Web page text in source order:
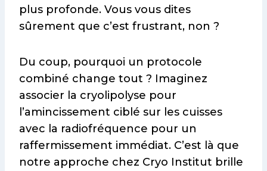
plus profonde. Vous vous dites
sûrement que c’est frustrant, non ?
Du coup, pourquoi un protocole
combiné change tout ? Imaginez
associer la cryolipolyse pour
l’amincissement ciblé sur les cuisses
avec la radiofréquence pour un
raffermissement immédiat. C’est là que
notre approche chez Cryo Institut brille